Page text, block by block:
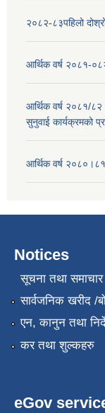
२०८२-८३पहिलो
आर्थिक वर्ष २०८१-
आर्थिक वर्ष २०८१/८२
सुनुवाई कार्यक्रमको
आर्थिक वर्ष
Notices
सूचना तथा समाचार
सार्वजनिक खरीद /
एन, कानुन तथा
कर तथा शुल्कहरु
eGov